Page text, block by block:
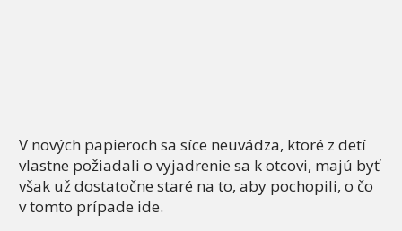
V nových papieroch sa síce neuvádza, ktoré z detí
vlastne požiadali o vyjadrenie sa k otcovi, majú byť
však už dostatočne staré na to, aby pochopili, o čo
v tomto prípade ide.